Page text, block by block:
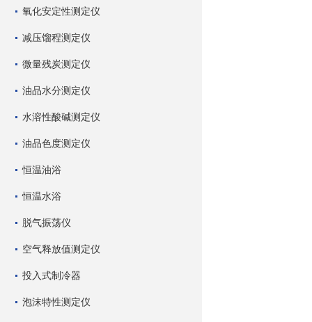
氧化安定性测定仪
减压馏程测定仪
微量残炭测定仪
油品水分测定仪
水溶性酸碱测定仪
油品色度测定仪
恒温油浴
恒温水浴
脱气振荡仪
空气释放值测定仪
投入式制冷器
泡沫特性测定仪